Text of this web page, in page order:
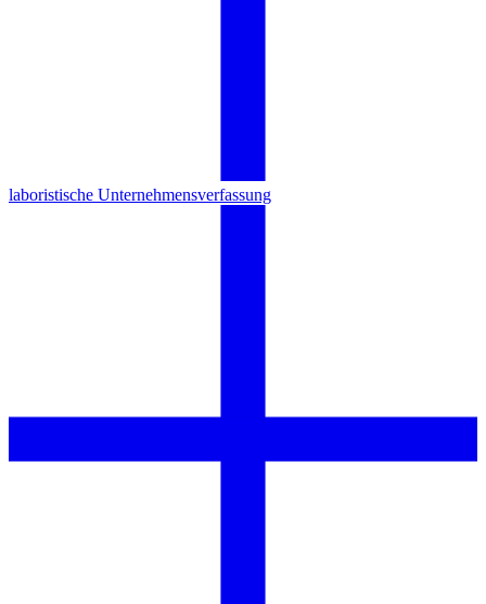
laboristische Unternehmensverfassung